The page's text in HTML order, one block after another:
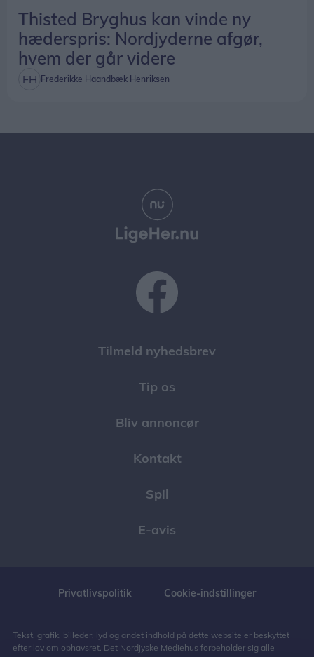
Thisted Bryghus kan vinde ny
hæderspris: Nordjyderne afgør,
hvem der går videre
Frederikke Haandbæk Henriksen
Tilmeld nyhedsbrev
Tip os
Bliv annoncør
Kontakt
Spil
E-avis
Privatlivspolitik Cookie-indstillinger
Tekst, grafik, billeder, lyd og andet indhold på dette website er beskyttet
efter lov om ophavsret. Det Nordjyske Mediehus forbeholder sig alle